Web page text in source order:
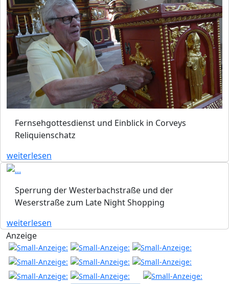
Fernsehgottesdienst und Einblick in Corveys
Reliquienschatz
weiterlesen
Sperrung der Westerbachstraße und der
Weserstraße zum Late Night Shopping
weiterlesen
Anzeige